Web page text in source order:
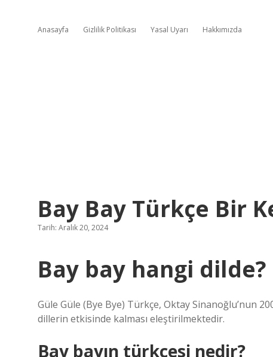
Anasayfa Gizlilik Politikası Yasal Uyarı Hakkımızda
Bay Bay Türkçe Bir
Tarih: Aralık 20, 2024
Bay bay hangi dilde?
Güle Güle (Bye Bye) Türkçe, Oktay Sinanoğlu’nun
dillerin etkisinde kalması eleştirilmektedir.
Bay bayın türkçesi nedir?